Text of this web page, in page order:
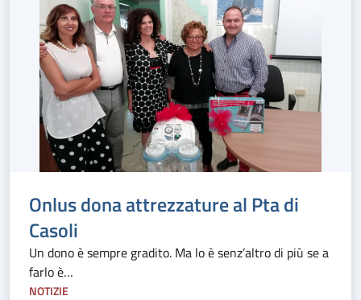
Onlus dona attrezzature al Pta di
Casoli
Un dono è sempre gradito. Ma lo è senz’altro di più se a
farlo è…
NOTIZIE